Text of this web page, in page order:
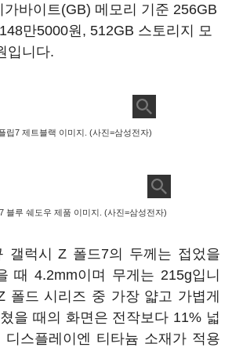
가바이트(GB) 메모리 기준 256GB
만5000원, 512GB 스토리지 모
입니다.
립7 제트블랙 이미지. (사진=삼성전자)
블루 쉐도우 제품 이미지. (사진=삼성전자)
갤럭시 Z 폴드7의 두께는 접었을
때 4.2mm이며 무게는 215g입니
폴드 시리즈 중 가장 얇고 가볍게
을 때의 화면은 전작보다 11% 넓
디스플레이엔 티타늄 소재가 적용